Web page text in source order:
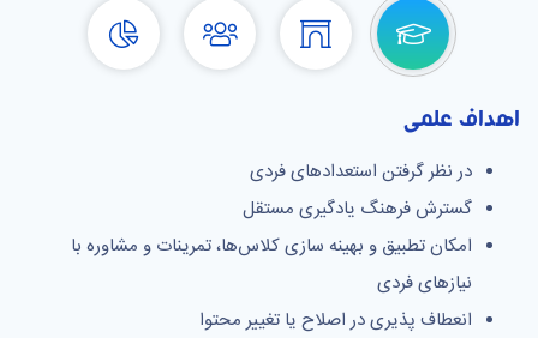
اهداف علمی
در نظر گرفتن استعدادهای فردی
گسترش فرهنگ یادگیری مستقل
امكان تطبیق و بهینه سازی كلاس‌ها، تمرینات و مشاوره با
نیازهای فردی
انعطاف پذیری در اصلاح یا تغییر محتوا